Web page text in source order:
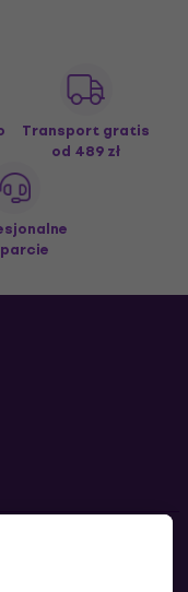
Transport gratis
od 489 zł